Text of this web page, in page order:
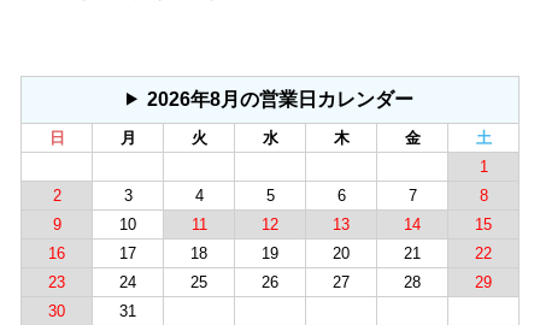
2026年8月の営業日カレンダー
日 月 火 水 木 金
土
1
2
3 4 5 6 7
8
9
10 11 12 13 14
15
16
17 18 19 20 21
22
23
24 25 26 27 28
29
30
31